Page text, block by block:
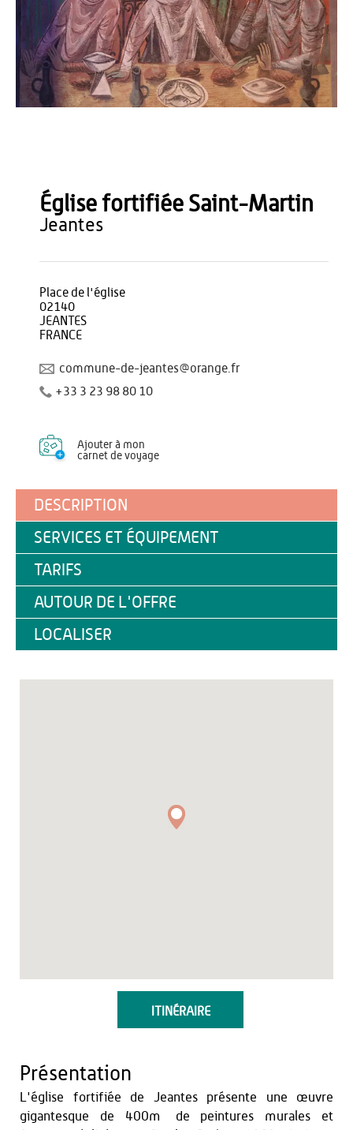
OT du Pays de Thiérache
Église fortifiée Saint-Martin
jeantes
Place de l'église
02140
JEANTES
FRANCE
commune-de-jeantes@orange.fr
+33 3 23 98 80 10
Ajouter à mon
carnet de voyage
DESCRIPTION
SERVICES ET ÉQUIPEMENT
TARIFS
AUTOUR DE L'OFFRE
LOCALISER
ITINÉRAIRE
Présentation
L'église fortifiée de Jeantes présente une œuvre
gigantesque de 400m² de peintures murales et